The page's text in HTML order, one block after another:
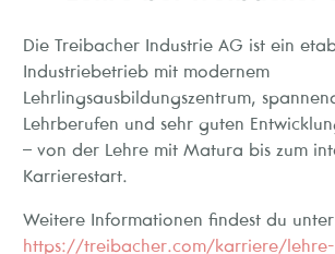
Die Treibacher Industrie AG ist ein
Industriebetrieb mit modernem
Lehrlingsausbildungszentrum,
Lehrberufen und sehr guten
– von der Lehre mit Matura bis zum
Karrierestart.
Weitere Informationen findest du unter
https://treibacher.com/karriere/